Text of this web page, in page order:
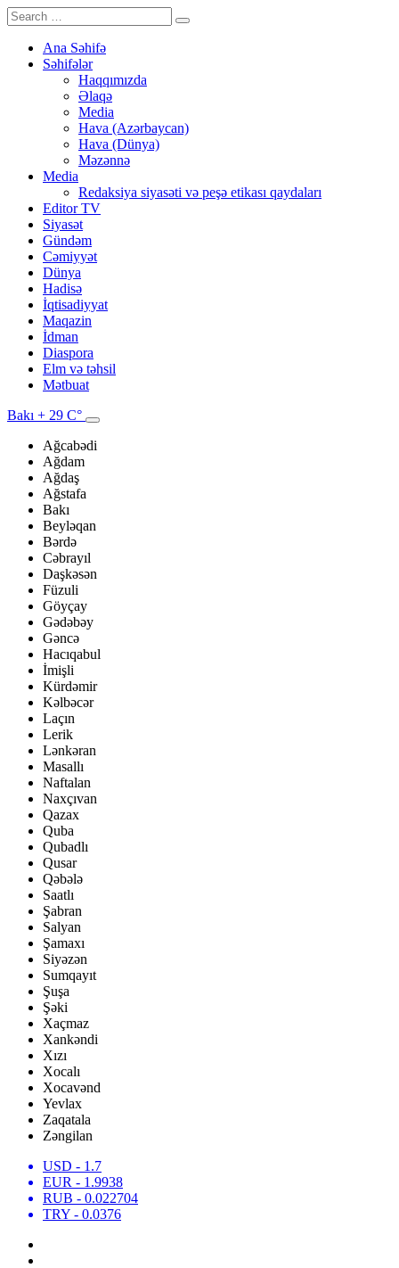
Ana Səhifə
Səhifələr
Haqqımızda
Əlaqə
Media
Hava (Azərbaycan)
Hava (Dünya)
Məzənnə
Media
Redaksiya siyasəti və peşə etikası qaydaları
Editor TV
Siyasət
Gündəm
Cəmiyyət
Dünya
Hadisə
İqtisadiyyat
Maqazin
İdman
Diaspora
Elm və təhsil
Mətbuat
Bakı + 29 C°
Ağcabədi
Ağdam
Ağdaş
Ağstafa
Bakı
Beyləqan
Bərdə
Cəbrayıl
Daşkəsən
Füzuli
Göyçay
Gədəbəy
Gəncə
Hacıqabul
İmişli
Kürdəmir
Kəlbəcər
Laçın
Lerik
Lənkəran
Masallı
Naftalan
Naxçıvan
Qazax
Quba
Qubadlı
Qusar
Qəbələ
Saatlı
Şabran
Salyan
Şamaxı
Siyəzən
Sumqayıt
Şuşa
Şəki
Xaçmaz
Xankəndi
Xızı
Xocalı
Xocavənd
Yevlax
Zaqatala
Zəngilan
USD - 1.7
EUR - 1.9938
RUB - 0.022704
TRY - 0.0376